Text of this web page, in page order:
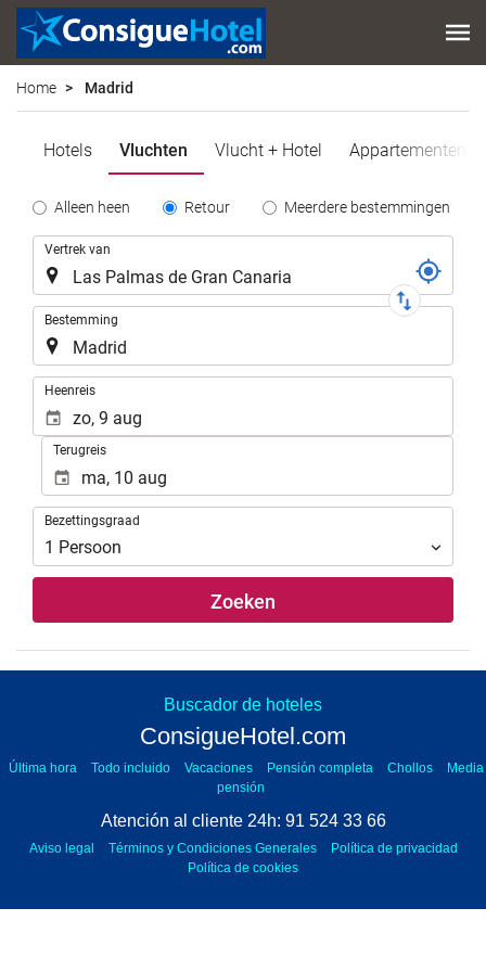
Home Madrid
Hotels Vluchten Vlucht + Hotel Appartementen
Tipo
Trayecto
Alleen heen Retour Meerdere bestemmingen
Reis
Vertrek van
Bestemming
Heenreis
Terugreis
Bezettingsgraad
Bezettingsgraad
1 Persoon
Zoeken
ConsigueHotel.com
Atención al cliente 24h | Telefoon+34 915243366
Wettelijke kennisgeving
Privacy beleid
Cookies beleid
Buscador de hoteles
ConsigueHotel.com
Última hora Todo incluido Vacaciones Pensión completa Chollos
Media
pensión
Atención al cliente 24h: 91 524 33 66
Aviso legal Términos y Condiciones Generales
Política de privacidad
Política de cookies
Powered byOnlinetravel